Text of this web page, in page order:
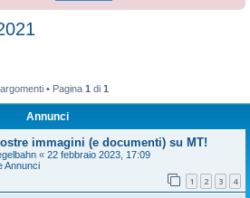
• Pagina 1 di 1
Annunci
immagini (e documenti) su MT!
« 22 febbraio 2023, 17:09
Annunci
1 2 3 4